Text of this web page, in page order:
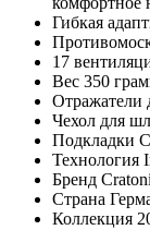
Гибкая
17
Вес 350
Отражатели
Чехол для
Подкладки
Технология
Бренд Cratoni
Страна
Коллекция